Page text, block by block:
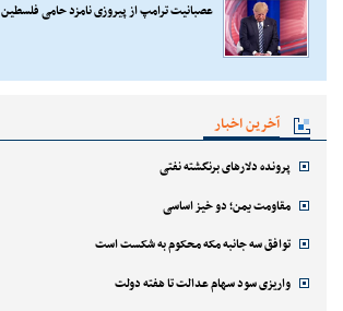
عصبانیت ترامپ از پیروزی نامزد حامی فلسطین
آخرین اخبار
پرونده دلارهای برنگشته نفتی
مقاومت یمن؛ دو خیز اساسی
توافق سه جانبه مکه محکوم به شکست است
واریزی سود سهام عدالت تا هفته دولت